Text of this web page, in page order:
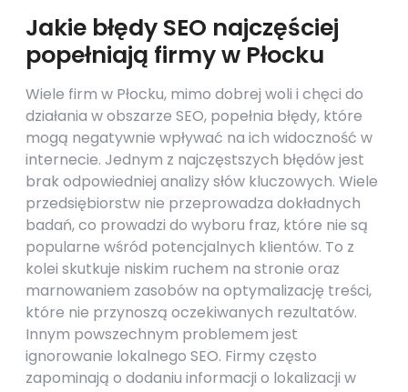
Jakie błędy SEO najczęściej
popełniają firmy w Płocku
Wiele firm w Płocku, mimo dobrej woli i chęci do
działania w obszarze SEO, popełnia błędy, które
mogą negatywnie wpływać na ich widoczność w
internecie. Jednym z najczęstszych błędów jest
brak odpowiedniej analizy słów kluczowych. Wiele
przedsiębiorstw nie przeprowadza dokładnych
badań, co prowadzi do wyboru fraz, które nie są
popularne wśród potencjalnych klientów. To z
kolei skutkuje niskim ruchem na stronie oraz
marnowaniem zasobów na optymalizację treści,
które nie przynoszą oczekiwanych rezultatów.
Innym powszechnym problemem jest
ignorowanie lokalnego SEO. Firmy często
zapominają o dodaniu informacji o lokalizacji w